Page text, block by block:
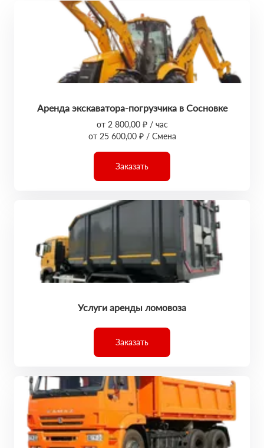
Аренда экскаватора-погрузчика в Сосновке
от 2 800,00 ₽ / час
от 25 600,00 ₽ / Смена
Заказать
Услуги аренды ломовоза
Заказать